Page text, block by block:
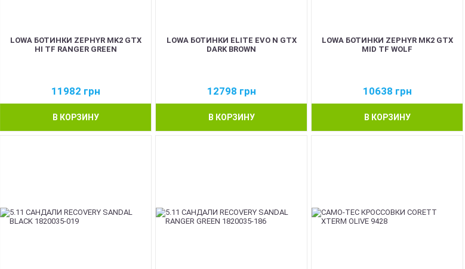
LOWA БОТИНКИ ZEPHYR MK2 GTX
HI TF RANGER GREEN
11982 грн
В КОРЗИНУ
LOWA БОТИНКИ ELITE EVO N GTX
DARK BROWN
12798 грн
В КОРЗИНУ
LOWA БОТИНКИ ZEPHYR MK2 GTX
MID TF WOLF
10638 грн
В КОРЗИНУ